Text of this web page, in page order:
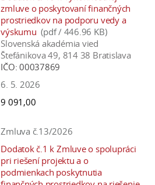
zmluve o poskytovaní finančných
prostriedkov na podporu vedy a
výskumu (pdf / 446.96 KB)
Slovenská akadémia vied
Štefánikova 49, 814 38 Bratislava
IČO: 00037869
6. 5. 2026
9 091,00
Zmluva č.13/2026
Dodatok č.1 k Zmluve o spolupráci
pri riešení projektu a o
podmienkach poskytnutia